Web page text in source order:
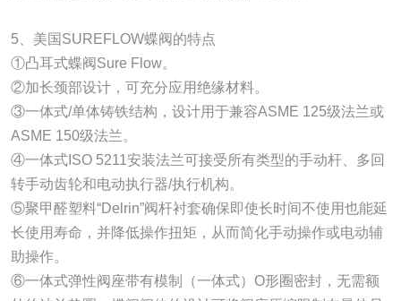
5、美国SUREFLOW蝶阀的特点
①凸耳式蝶阀Sure Flow。
②加长颈部设计，可充分应用绝缘材料。
③一体式/单体铸铁结构，设计用于兼容ASME 125级法兰或
ASME 150级法兰。
④一体式ISO 5211安装法兰可接受所有类型的手动杆、多回
转手动齿轮和电动执行器/执行机构。
⑤聚甲醛塑料“Delrin”阀杆衬套确保即使长时间不使用也能延
长使用寿命，并降低操作扭矩，从而简化手动操作或电动辅
助操作。
⑥一体式弹性阀座带有模制（一体式）O形圈密封，无需额